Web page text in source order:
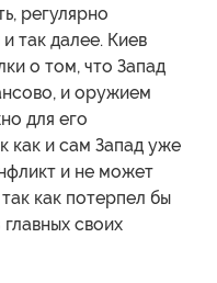
регулярно
так далее. Киев
о том, что Запад
и оружием
для его
как и сам Запад уже
и не может
как потерпел бы
своих